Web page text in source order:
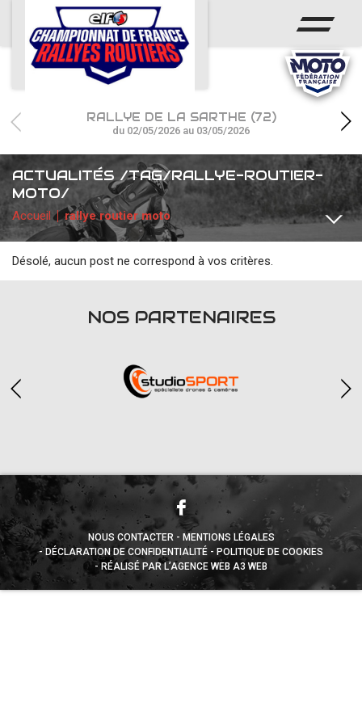
ACCUEIL
ACTUS
CALENDRIER
CHAMPIONNAT
RÉSULTATS
PHOTOS / WEB TV
PARTENAIRES
RALLYE DE LA SARTHE (72)
du 02/05/2026 au 03/05/2026
ACTUALITÉS /TAG/RALLYE-ROUTIER-
MOTO/
Accueil rallye routier moto
Désolé, aucun post ne correspond à vos critères.
NOS PARTENAIRES
NOUS CONTACTER
MENTIONS LÉGALES
DÉCLARATION DE CONFIDENTIALITÉ
POLITIQUE DE COOKIES
RÉALISÉ PAR L’AGENCE WEB A3 WEB